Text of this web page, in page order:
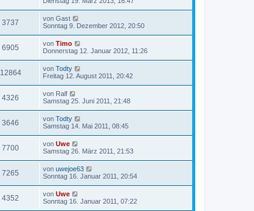
3737 von Gast
Sonntag 9. Dezember 2012, 20:50
6905 von Timo
Donnerstag 12. Januar 2012, 11:26
12864 von Todty
Freitag 12. August 2011, 20:42
4326 von Ralf
Samstag 25. Juni 2011, 21:48
3646 von Todty
Samstag 14. Mai 2011, 08:45
7700 von Uwe
Samstag 26. März 2011, 21:53
7265 von uwejoe63
Sonntag 16. Januar 2011, 20:54
4352 von Uwe
Sonntag 16. Januar 2011, 07:22